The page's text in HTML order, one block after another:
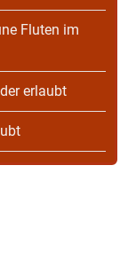
Fluten im
erlaubt